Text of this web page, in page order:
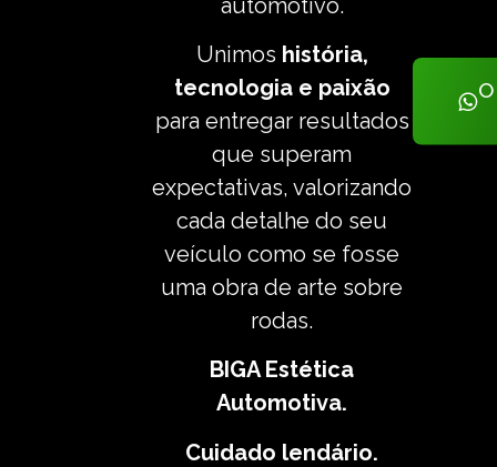
Unimos história,
tecnologia e paixão
para entregar resultados
que superam
expectativas, valorizando
cada detalhe do seu
veículo como se fosse
uma obra de arte sobre
rodas.
BIGA Estética
Automotiva.
Cuidado lendário.